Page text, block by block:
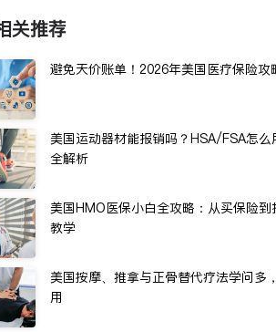
关推荐
避免天价账单！2026年美国医疗保险攻
美国运动器材能报销吗？HSA/FSA怎么
全解析
美国HMO医保小白全攻略：从买保险
教学
美国按摩、推拿与正骨替代疗法学问多
用